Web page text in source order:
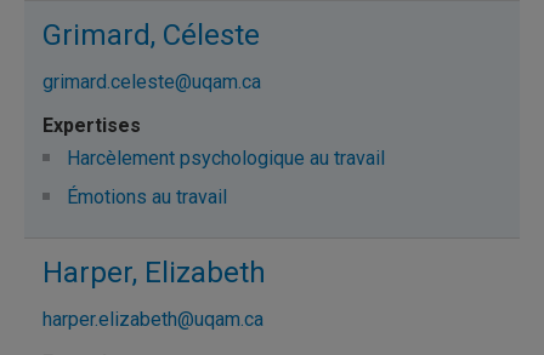
Grimard, Céleste
grimard.celeste@uqam.ca
Harcèlement psychologique au travail
Émotions au travail
Harper, Elizabeth
harper.elizabeth@uqam.ca